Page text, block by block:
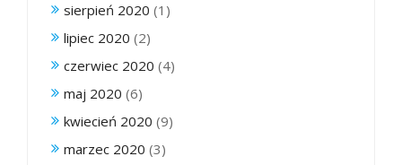
sierpień 2020 (1)
lipiec 2020 (2)
czerwiec 2020 (4)
maj 2020 (6)
kwiecień 2020 (9)
marzec 2020 (3)